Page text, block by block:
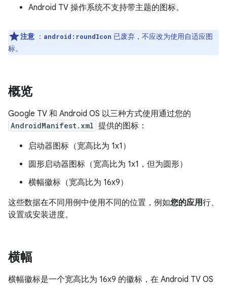
Android TV 操作系统不支持带主题的图标。
注意 ： android:roundIcon 已废弃，不应改为使用自适应图
标。
概览
Google TV 和 Android OS 以三种方式使用通过您的
AndroidManifest.xml 提供的图标：
启动器图标（宽高比为 1x1）
圆形启动器图标（宽高比为 1x1，但为圆形）
横幅徽标（宽高比为 16x9）
这些数据在不同用例中使用不同的位置，例如您的应用行、
设置或安装进度。
横幅
横幅徽标是一个宽高比为 16x9 的徽标，在 Android TV OS